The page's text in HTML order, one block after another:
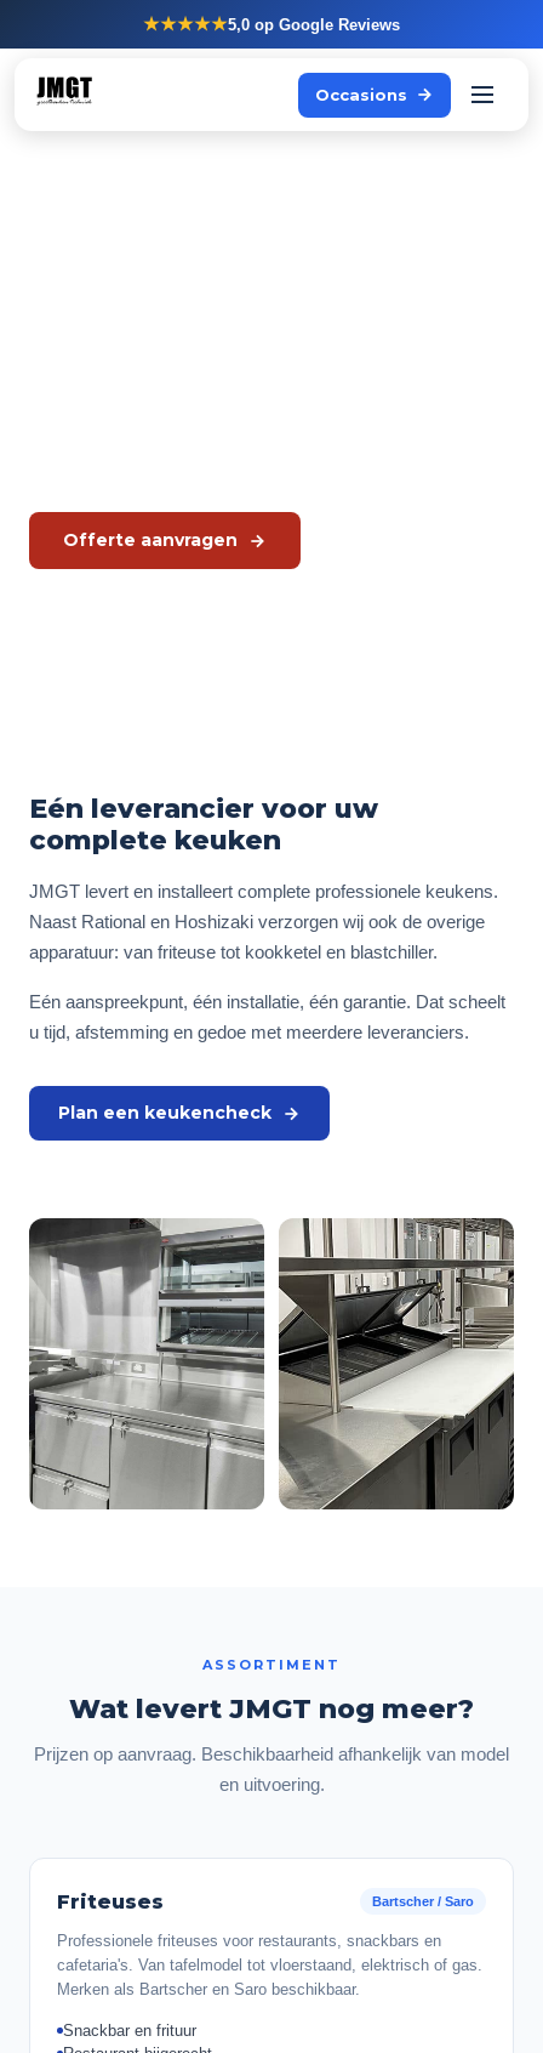
★★★★★5,0 op Google Reviews
Occasions
Offerte aanvragen
Eén leverancier voor uw
complete keuken
JMGT levert en installeert complete professionele keukens.
Naast Rational en Hoshizaki verzorgen wij ook de overige
apparatuur: van friteuse tot kookketel en blastchiller.
Eén aanspreekpunt, één installatie, één garantie. Dat scheelt
u tijd, afstemming en gedoe met meerdere leveranciers.
Plan een keukencheck
ASSORTIMENT
Wat levert JMGT nog meer?
Prijzen op aanvraag. Beschikbaarheid afhankelijk van model
en uitvoering.
Friteuses Bartscher / Saro
Professionele friteuses voor restaurants, snackbars en
cafetaria's. Van tafelmodel tot vloerstaand, elektrisch of gas.
Merken als Bartscher en Saro beschikbaar.
Snackbar en frituur